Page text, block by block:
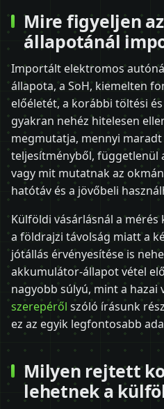
Mire figyeljen
állapotánál
Importált elektromos
állapota, a SoH, kiemelten
előéletét, a korábbi töltési
gyakran nehéz hitelesen
megmutatja, mennyi
teljesítményből, függetlenül
vagy mit mutatnak az
hatótáv és a jövőbeli
Külföldi vásárlásnál a
a földrajzi távolság miatt a
jótállás érvényesítése is
akkumulátor-állapot vétel
nagyobb súlyú, mint a hazai
szerepéről szóló írásunk
ez az egyik legfontosabb
Milyen rejtett
lehetnek a